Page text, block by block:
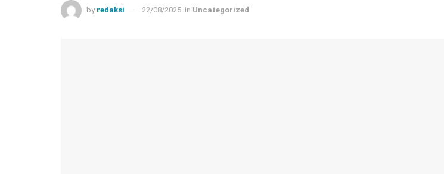
by redaksi 22/08/2025 in Uncategorized